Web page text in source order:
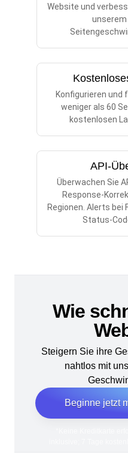
Website und
Konfigurieren und
weniger als 60
kostenlosen
API-
Überwachen Sie
Response-
Regionen. Alerts bei
Status-
Wie
Steigern Sie ihre
nahtlos mit
Beginne jetzt